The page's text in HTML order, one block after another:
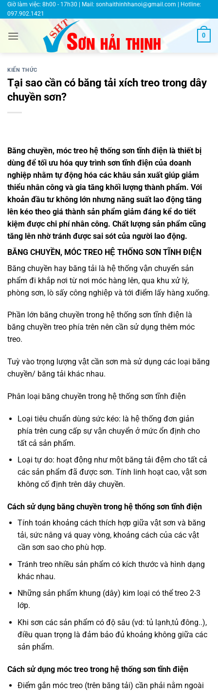
Bỏ
qua
dung
Giờ làm việc: 8h00 - 17h30 | Mail: sonhaithinhhanoi@gmail.com | Hotline:
097.902.1421
0
KIẾN THỨC
Tại sao cần có băng tải xích treo trong dây
chuyền sơn?
Băng chuyền, móc treo hệ thống sơn tĩnh điện là thiết bị
dùng để tối ưu hóa quy trình sơn tĩnh điện của doanh
nghiệp nhằm tự động hóa các khâu sản xuất giúp giảm
thiểu nhân công và gia tăng khối lượng thành phẩm. Với
khoản đầu tư không lớn nhưng năng suất lao động tăng
lên kéo theo giá thành sản phẩm giảm đáng kể do tiết
kiệm được chi phí nhân công. Chất lượng sản phẩm cũng
tăng lên nhờ tránh được sai sót của người lao động.
BĂNG CHUYỀN, MÓC TREO HỆ THỐNG SƠN TĨNH ĐIỆN
Băng chuyền hay băng tải là hệ thống vận chuyển sản
phẩm đi khắp nơi từ nơi móc hàng lên, qua khu xử lý,
phòng sơn, lò sấy công nghiệp và tới điểm lấy hàng xuống.
Phần lớn băng chuyền trong hệ thống sơn tĩnh điện là
băng chuyền treo phía trên nên cần sử dụng thêm móc
treo.
Tuỳ vào trọng lượng vật cần sơn mà sử dụng các loại băng
chuyền/ băng tải khác nhau.
Phân loại băng chuyền trong hệ thống sơn tĩnh điện
Loại tiêu chuẩn dùng sức kéo: là hệ thống đơn giản
phía trên cung cấp sự vận chuyển ở mức ổn định cho
tất cả sản phẩm.
Loại tự do: hoạt động như một băng tải đệm cho tất cả
các sản phẩm đã được sơn. Tính linh hoạt cao, vật sơn
không cố định trên dây chuyền.
Cách sử dụng băng chuyền trong hệ thống sơn tĩnh điện
Tính toán khoảng cách thích hợp giữa vật sơn và băng
tải, sức nâng vá quay vòng, khoảng cách của các vật
cần sơn sao cho phù hợp.
Tránh treo nhiều sản phẩm có kích thước và hình dạng
khác nhau.
Những sản phẩm khung (dây) kim loại có thể treo 2-3
lớp.
Khi sơn các sản phẩm có độ sâu (vd: tủ lạnh,tủ đông..),
điều quan trọng là đảm bảo đủ khoảng không giữa các
sản phẩm.
Cách sử dụng móc treo trong hệ thống sơn tĩnh điện
Điểm gắn móc treo (trên băng tải) cần phải nằm ngoài